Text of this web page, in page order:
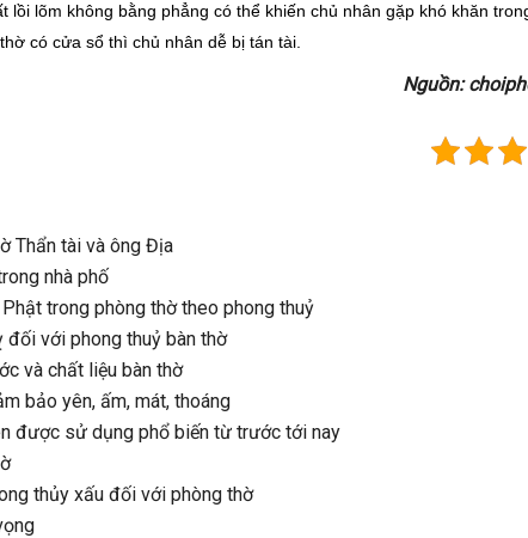
lồi lõm không bằng phẳng có thể khiến chủ nhân gặp khó khăn
có cửa sổ thì chủ nhân dễ bị tán tài.
Nguồn:
Thẩn tài và ông Địa
nhà phố
trong phòng thờ theo phong thuỷ
đối với phong thuỷ bàn thờ
và chất liệu bàn thờ
bảo yên, ấm, mát, thoáng
được sử dụng phổ biến từ trước tới nay
thủy xấu đối với phòng thờ